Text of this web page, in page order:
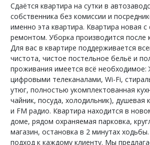
Сдаётся квартира на сутки в
собственника без комиссии и
именно эта квартира. Квартира новая
ремонтом. Уборка производится после
Для вас в квартире поддерживается
чистота, чистое постельное бельё и
проживания имеется всё необходимое:
цифровыми телеканалами, Wi-Fi,
утюг, полностью укомплектованная
чайник, посуда, холодильник), душевая
и FM радио. Квартира находится в
доме, рядом охраняемая парковка,
магазин, остановка в 2 минутах
подход к каждому клиенту. Мы